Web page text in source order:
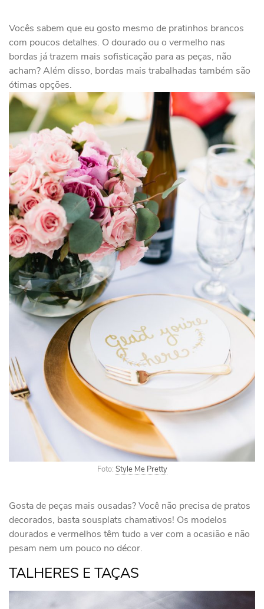
Vocês sabem que eu gosto mesmo de pratinhos brancos
com poucos detalhes. O dourado ou o vermelho nas
bordas já trazem mais sofisticação para as peças, não
acham? Além disso, bordas mais trabalhadas também são
ótimas opções.
Foto: Style Me Pretty
Gosta de peças mais ousadas? Você não precisa de pratos
decorados, basta sousplats chamativos! Os modelos
dourados e vermelhos têm tudo a ver com a ocasião e não
pesam nem um pouco no décor.
TALHERES E TAÇAS